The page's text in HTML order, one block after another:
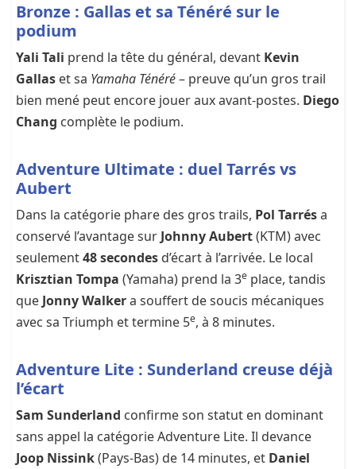
Bronze : Gallas et sa Ténéré sur le
podium
Yali Tali prend la tête du général, devant Kevin
Gallas et sa Yamaha Ténéré– preuve qu’un gros trail
bien mené peut encore jouer aux avant-postes. Diego
Chang complète le podium.
Adventure Ultimate : duel Tarrés vs
Aubert
Dans la catégorie phare des gros trails, Pol Tarrésa
conservé l’avantage sur Johnny Aubert(KTM) avec
seulement48 secondes d’écart à l’arrivée. Le local
Krisztian Tompa (Yamaha) prend la 3e place, tandis
que Jonny Walkera souffert de soucis mécaniques
avec sa Triumph et termine 5e, à 8 minutes.
Adventure Lite : Sunderland creuse déjà
l’écart
Sam Sunderland confirme son statut en dominant
sans appel la catégorie Adventure Lite. Il devance
Joop Nissink(Pays-Bas) de 14 minutes, et Daniel